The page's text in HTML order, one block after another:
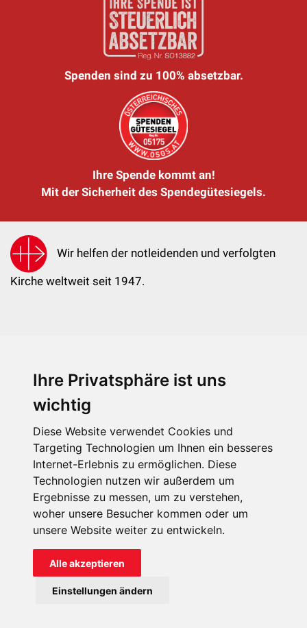
Ihre Privatsphäre ist uns
wichtig
Diese Website verwendet Cookies und
Targeting Technologien um Ihnen ein besseres
Internet-Erlebnis zu ermöglichen. Diese
Technologien nutzen wir außerdem um
Ergebnisse zu messen, um zu verstehen,
woher unsere Besucher kommen oder um
unsere Website weiter zu entwickeln.
Alle akzeptieren
Einstellungen ändern
Spenden sind zu 100% absetzbar.
Ihre Spende kommt an!
Mit der Sicherheit des Spendegütesiegels.
Wir helfen der notleidenden und verfolgten
Kirche weltweit seit 1947.
KIRCHE IN NOT - Österreich
kin@kircheinnot.at
KIN weltweit
Impressum Datenschutz